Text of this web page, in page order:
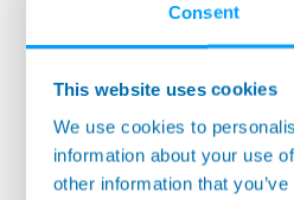
Consent
This website uses cookies
We use cookies to
information about your use
other information that